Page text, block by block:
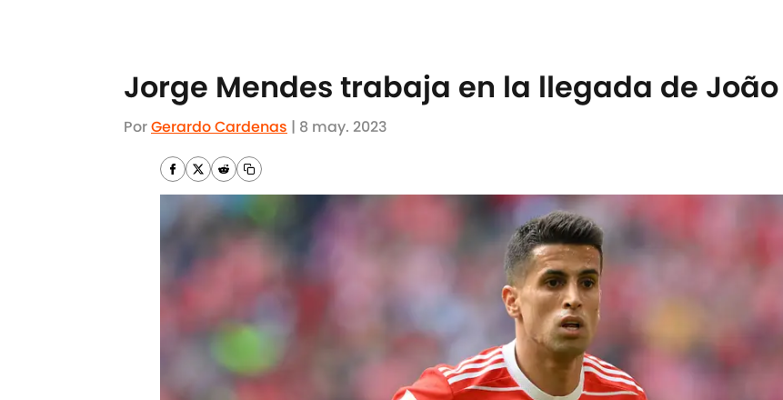
Jorge Mendes trabaja en la llegada de
PorGerardo Cardenas | 8 may. 2023